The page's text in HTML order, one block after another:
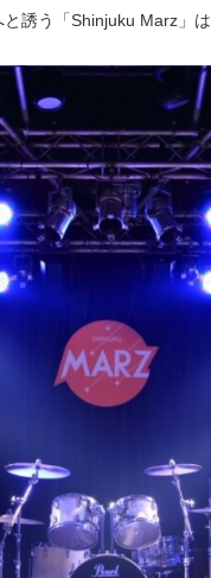
誘う「Shinjuku Marz」